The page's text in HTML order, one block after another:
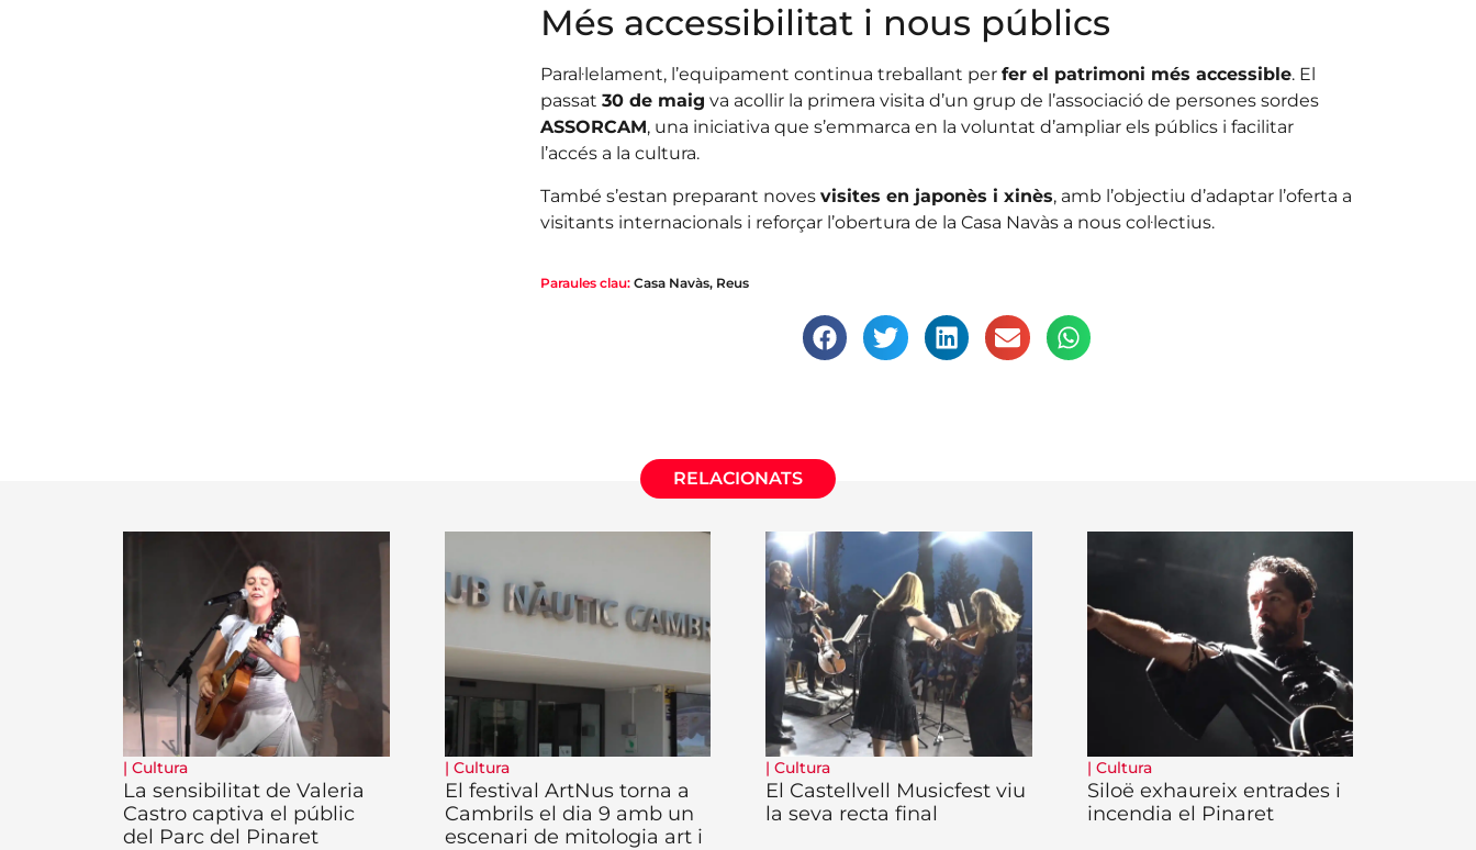
Més accessibilitat i nous públics
Paral·lelament, l’equipament continua treballant per fer el patrimoni més accessible. El
passat 30 de maig va acollir la primera visita d’un grup de l’associació de persones sordes
ASSORCAM, una iniciativa que s’emmarca en la voluntat d’ampliar els públics i facilitar
l’accés a la cultura.
També s’estan preparant noves visites en japonès i xinès, amb l’objectiu d’adaptar l’oferta a
visitants internacionals i reforçar l’obertura de la Casa Navàs a nous col·lectius.
Paraules clau: Casa Navàs, Reus
RELACIONATS
| Cultura
La sensibilitat de Valeria
Castro captiva el públic
del Parc del Pinaret
| Cultura
El festival ArtNus torna a
Cambrils el dia 9 amb un
escenari de mitologia art i
| Cultura
El Castellvell Musicfest viu
la seva recta final
| Cultura
Siloë exhaureix entrades i
incendia el Pinaret